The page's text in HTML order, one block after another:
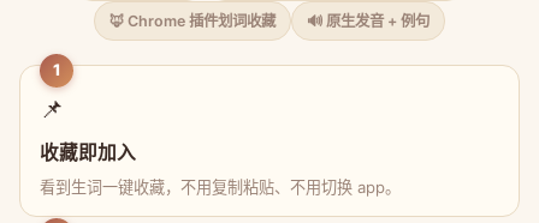
🦊 Chrome 插件划词收藏 🔊 原生发音 + 例句
1
📌
收藏即加入
看到生词一键收藏，不用复制粘贴、不用切换 app。